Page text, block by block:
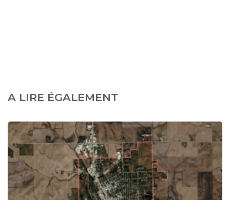
A LIRE ÉGALEMENT